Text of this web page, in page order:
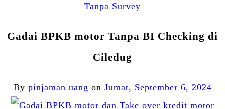
Tanpa Survey
Gadai BPKB motor Tanpa BI Checking di
Ciledug
By pinjaman uang on Jumat, September 6, 2024